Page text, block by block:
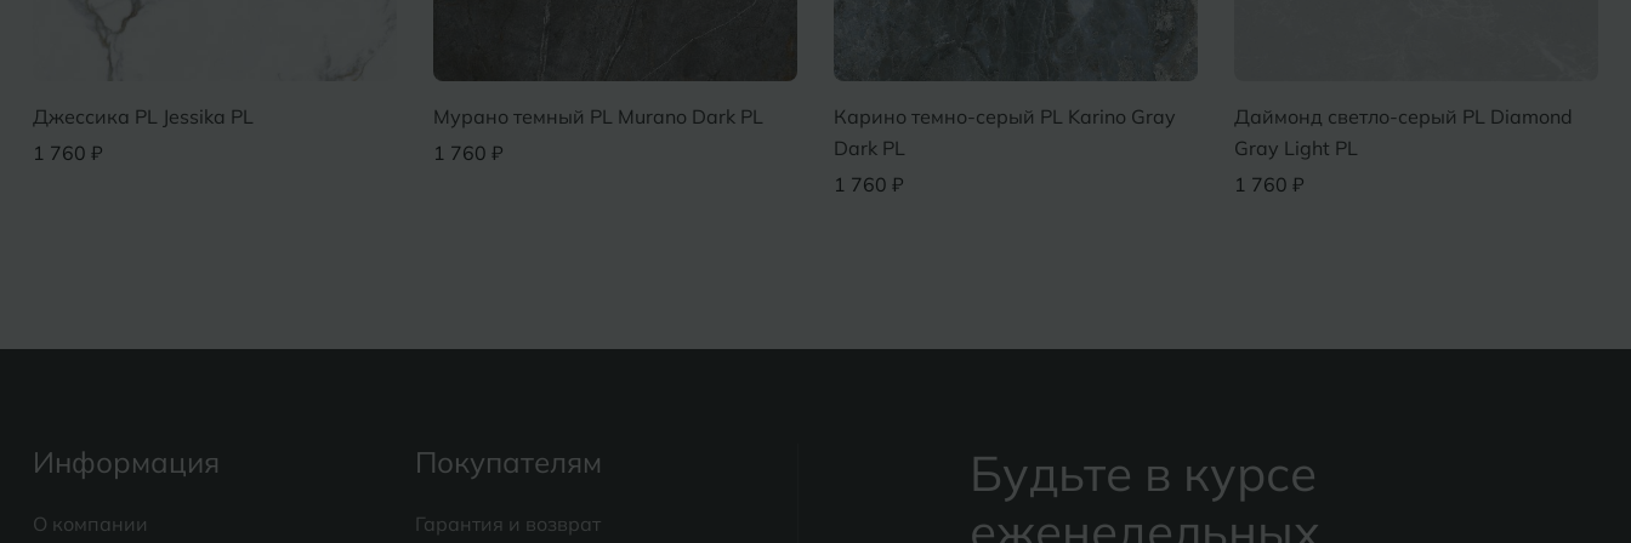
Джессика PL Jessika PL
1 760 ₽
Мурано темный PL Murano Dark PL
1 760 ₽
Карино темно-серый PL Karino Gray
Dark PL
1 760 ₽
Даймонд светло-серый PL Diamond
Gray Light PL
1 760 ₽
Информация
О компании
Покупателям
Гарантия и возврат
Будьте в курсе
еженедельных